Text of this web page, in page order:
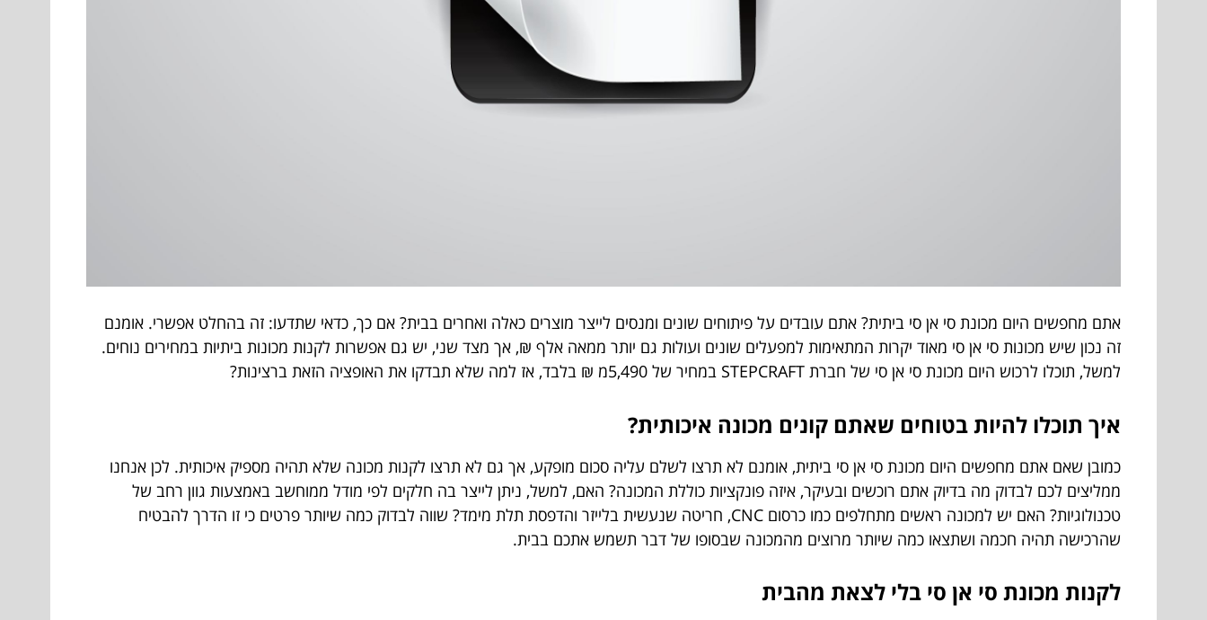
אתם מחפשים היום מכונת סי אן סי ביתית? אתם עובדים על פיתוחים שונים ומנסים לייצר מוצרים כאלה ואחרים בבית? אם כך, כדאי שתדעו: זה בהחלט אפשרי. אומנם
זה נכון שיש מכונות סי אן סי מאוד יקרות המתאימות למפעלים שונים ועולות גם יותר ממאה אלף ₪, אך מצד שני, יש גם אפשרות לקנות מכונות ביתיות במחירים נוחים.
למשל, תוכלו לרכוש היום מכונת סי אן סי של חברת STEPCRAFT במחיר של 5,490מ ₪ בלבד, אז למה שלא תבדקו את האופציה הזאת ברצינות?
איך תוכלו להיות בטוחים שאתם קונים מכונה איכותית?
כמובן שאם אתם מחפשים היום מכונת סי אן סי ביתית, אומנם לא תרצו לשלם עליה סכום מופקע, אך גם לא תרצו לקנות מכונה שלא תהיה מספיק איכותית. לכן אנחנו
ממליצים לכם לבדוק מה בדיוק אתם רוכשים ובעיקר, איזה פונקציות כוללת המכונה? האם, למשל, ניתן לייצר בה חלקים לפי מודל ממוחשב באמצעות גוון רחב של
טכנולוגיות? האם יש למכונה ראשים מתחלפים כמו כרסום CNC, חריטה שנעשית בלייזר והדפסת תלת מימד? שווה לבדוק כמה שיותר פרטים כי זו הדרך להבטיח
שהרכישה תהיה חכמה ושתצאו כמה שיותר מרוצים מהמכונה שבסופו של דבר תשמש אתכם בבית.
לקנות מכונת סי אן סי בלי לצאת מהבית